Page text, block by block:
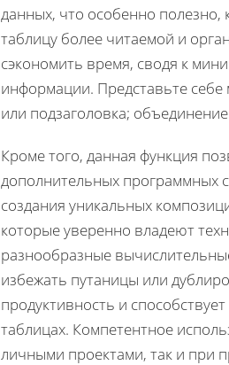
данных, что особенно полезно,
таблицу более читаемой и
сэкономить время, сводя к
информации. Представьте себе
или подзаголовка;
Кроме того, данная функция
дополнительных программных
создания уникальных
которые уверенно владеют
разнообразные
избежать путаницы или
продуктивность и
таблицах. Компетентное
личными проектами, так и при